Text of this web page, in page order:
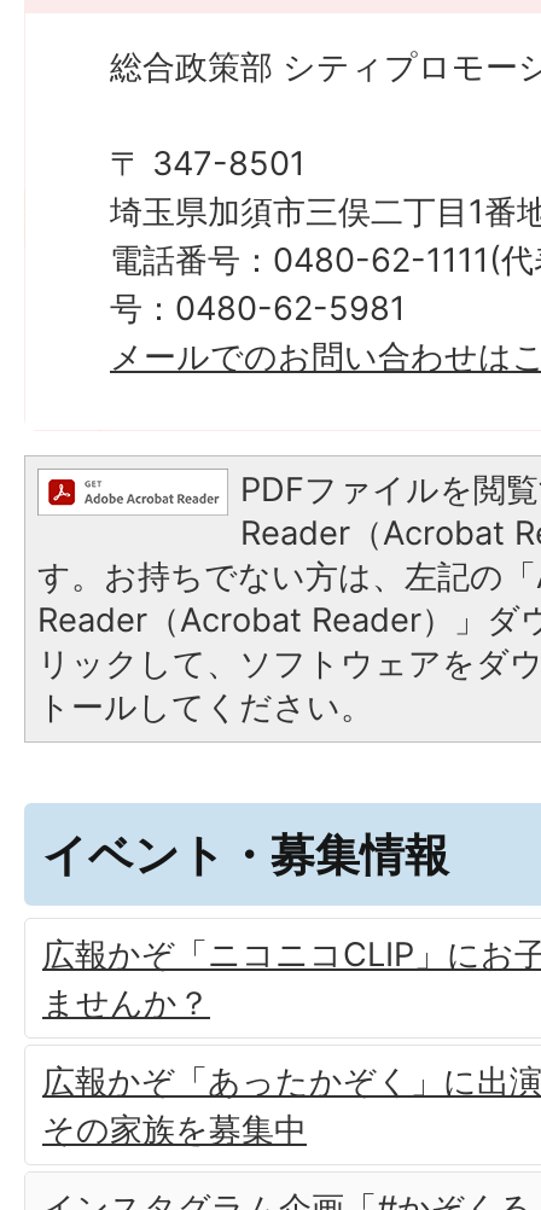
総合政策部 シティプロモー
〒 347-8501
埼玉県加須市三俣二丁目1番
電話番号：0480-62-1111(
号：0480-62-5981
メールでのお問い合わせは
PDFファイルを閲
Reader（Acrobat
す。お持ちでない方は、左記の
Reader（Acrobat Reader）」ダ
リックして、ソフトウェアをダ
トールしてください。
イベント・募集情報
広報かぞ「ニコニコCLIP」にお
ませんか？
広報かぞ「あったかぞく」に出
その家族を募集中